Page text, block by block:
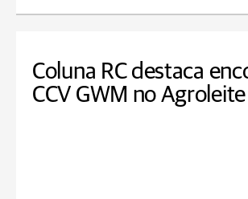
Coluna RC destaca
CCV GWM no